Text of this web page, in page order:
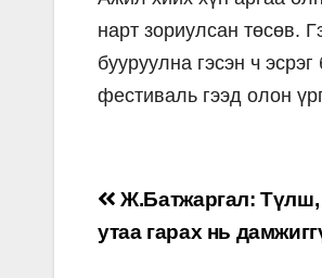
нарт зориулсан төсөв.
бууруулна гэсэн ч
фестиваль гээд олон
Post
navigation
Ж.Батжаргал:
утаа гарах нь